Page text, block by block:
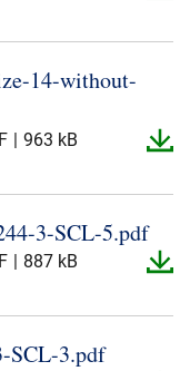
​14-​without-​
963 kB
​3-​SCL-​5.​pdf
887 kB
​SCL-​3.​pdf